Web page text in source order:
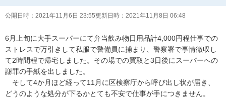
公開日時： 2021年11月6日 23:55更新日時： 2021年11月8日 06:48
6月上旬に大手スーパーにて弁当飲み物日用品計4,000円程仕事での
ストレスで万引きして私服で警備員に捕まり、警察署で事情徴収し
て2時間程で帰宅しました。その場での買取と3日後にスーパーへの
謝罪の手紙を出しました。
そして4か月ほど経って11月に区検察庁から呼び出し状が届き、
どうのような処分が下るかとても不安で仕事が手につきません。